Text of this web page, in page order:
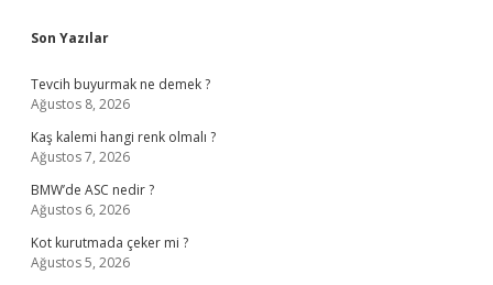
Sidebar
Son Yazılar
Tevcih buyurmak ne demek ?
Ağustos 8, 2026
Kaş kalemi hangi renk olmalı ?
Ağustos 7, 2026
BMW’de ASC nedir ?
Ağustos 6, 2026
Kot kurutmada çeker mi ?
Ağustos 5, 2026